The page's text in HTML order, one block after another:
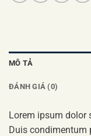
MÔ TẢ
ĐÁNH GIÁ (0)
Lorem ipsum dolor
Duis condimentum